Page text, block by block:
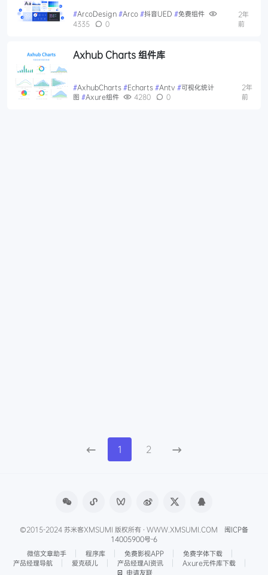
#ArcoDesign #Arco #抖音UED #免费组件
4335
0
2年
前
Axhub Charts 组件库
#AxhubCharts #Echarts #Antv #可视化统计
图 #Axure组件 4280 0
2年
前
1 2
©2015-2024 苏米客XMSUMI 版权所有 · WWW.XMSUMI.COM 闽ICP备
14005900号-6
微信文章助手
程序库 免费影视APP
免费字体下载
产品经理导航
爱克硕儿 产品经理AI资讯
Axure元件库下载
申请友联